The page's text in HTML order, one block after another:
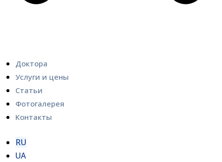
Доктора
Услуги и цены
Статьи
Фотогалерея
Контакты
RU
UA